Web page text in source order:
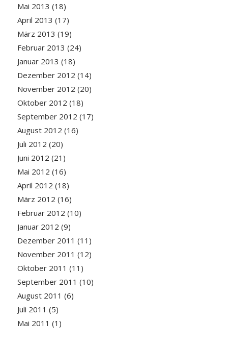
Mai 2013 (18)
April 2013 (17)
März 2013 (19)
Februar 2013 (24)
Januar 2013 (18)
Dezember 2012 (14)
November 2012 (20)
Oktober 2012 (18)
September 2012 (17)
August 2012 (16)
Juli 2012 (20)
Juni 2012 (21)
Mai 2012 (16)
April 2012 (18)
März 2012 (16)
Februar 2012 (10)
Januar 2012 (9)
Dezember 2011 (11)
November 2011 (12)
Oktober 2011 (11)
September 2011 (10)
August 2011 (6)
Juli 2011 (5)
Mai 2011 (1)